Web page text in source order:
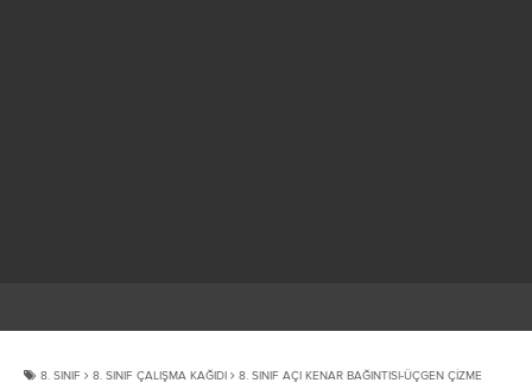
8. SINIF 8. SINIF ÇALIŞMA KAĞIDI 8. SINIF AÇI KENAR BAĞINTISI-ÜÇGEN ÇİZME